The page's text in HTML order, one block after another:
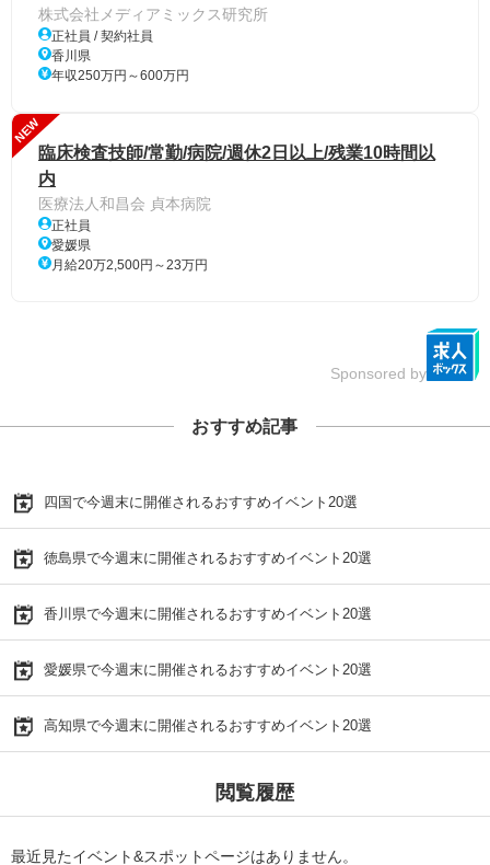
株式会社メディアミックス研究所
正社員 / 契約社員
香川県
年収250万円～600万円
NEW
臨床検査技師/常勤/病院/週休2日以上/残業10時間以
内
医療法人和昌会 貞本病院
正社員
愛媛県
月給20万2,500円～23万円
Sponsored by
おすすめ記事
四国で今週末に開催されるおすすめイベント20選
徳島県で今週末に開催されるおすすめイベント20選
香川県で今週末に開催されるおすすめイベント20選
愛媛県で今週末に開催されるおすすめイベント20選
高知県で今週末に開催されるおすすめイベント20選
閲覧履歴
最近見たイベント&スポットページはありません。